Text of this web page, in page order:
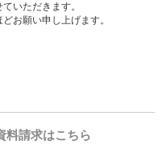
いただきます。
お願い申し上げます。
料請求はこちら